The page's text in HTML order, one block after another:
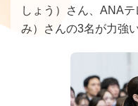
しょう）さん、ANA
み）さんの3名が力強